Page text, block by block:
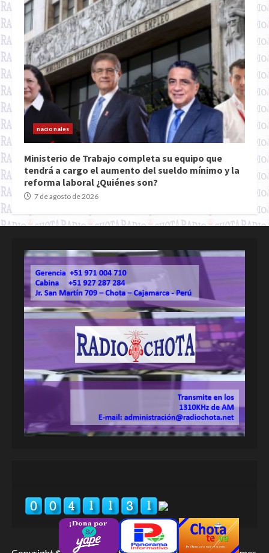
nacionales
Ministerio de Trabajo completa su equipo que
tendrá a cargo el aumento del sueldo mínimo y la
reforma laboral ¿Quiénes son?
7 de agosto de 2026